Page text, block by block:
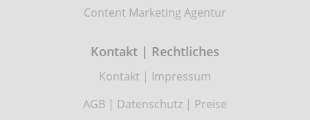
Content Marketing Agentur
Kontakt | Rechtliches
Kontakt | Impressum
AGB| Datenschutz| Preise